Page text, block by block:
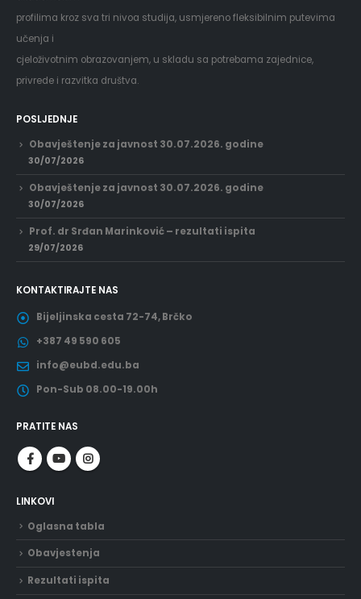
profilima kroz sva tri nivoa studija, usmjereno fleksibilnim putevima
učenja i
cjeloživotnim obrazovanjem, u skladu sa potrebama zajednice,
privrede i razvitka društva.
POSLJEDNJE
Obavještenje za javnost 30.07.2026. godine
30/07/2026
Obavještenje za javnost 30.07.2026. godine
30/07/2026
Prof. dr Srđan Marinković – rezultati ispita
29/07/2026
KONTAKTIRAJTE NAS
Bijeljinska cesta 72-74, Brčko
+387 49 590 605
info@eubd.edu.ba
Pon-Sub 08.00-19.00h
PRATITE NAS
LINKOVI
Oglasna tabla
Obavjestenja
Rezultati ispita